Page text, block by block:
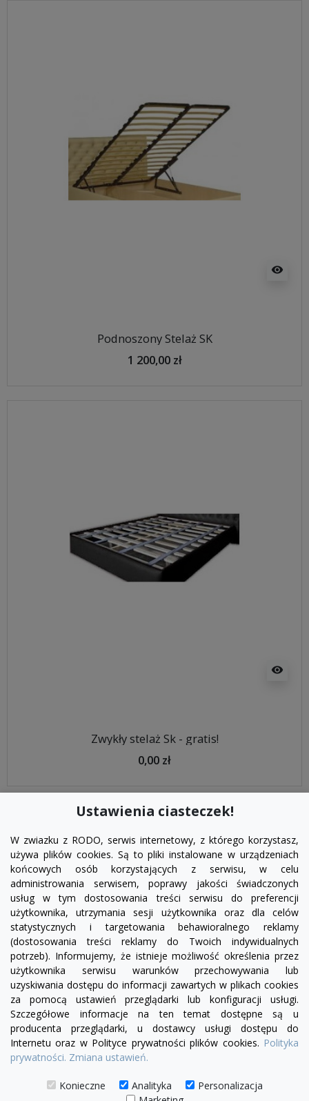
visibility
Podnoszony Stelaż SK
1 200,00 zł
visibility
Zwykły stelaż Sk - gratis!
0,00 zł
FacebookYouTubePinterest
Ustawienia ciasteczek!
W zwiazku z RODO, serwis internetowy, z którego korzystasz,
używa plików cookies. Są to pliki instalowane w urządzeniach
końcowych osób korzystających z serwisu, w celu
administrowania serwisem, poprawy jakości świadczonych
usług w tym dostosowania treści serwisu do preferencji
użytkownika, utrzymania sesji użytkownika oraz dla celów
statystycznych i targetowania behawioralnego reklamy
(dostosowania treści reklamy do Twoich indywidualnych
potrzeb). Informujemy, że istnieje możliwość określenia przez
użytkownika serwisu warunków przechowywania lub
uzyskiwania dostępu do informacji zawartych w plikach cookies
za pomocą ustawień przeglądarki lub konfiguracji usługi.
Szczegółowe informacje na ten temat dostępne są u
producenta przeglądarki, u dostawcy usługi dostępu do
Internetu oraz w Polityce prywatności plików cookies. Polityka
prywatności. Zmiana ustawień.
Konieczne Analityka
Personalizacja
PRODUKTY

INFORMACJE
